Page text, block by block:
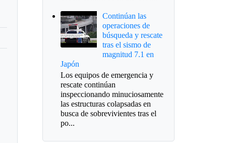
Continúan las
operaciones de
búsqueda y rescate
tras el sismo de
magnitud 7.1 en
Japón
Los equipos de emergencia y
rescate continúan
inspeccionando minuciosamente
las estructuras colapsadas en
busca de sobrevivientes tras el
po...